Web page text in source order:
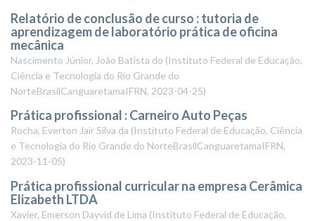
Relatório de conclusão de curso : tutoria de
aprendizagem de laboratório prática de oficina
mecânica
Nascimento Júnior, João Batista do (Instituto Federal de Educação,
Ciência e Tecnologia do Rio Grande do
NorteBrasilCanguaretamaIFRN, 2023-04-25)
Prática profissional : Carneiro Auto Peças
Rocha, Everton Jair Silva da (Instituto Federal de Educação, Ciência
e Tecnologia do Rio Grande do NorteBrasilCanguaretamaIFRN,
2023-11-05)
Prática profissional curricular na empresa Cerâmica
Elizabeth LTDA
Xavier, Emerson Dayvid de Lima (Instituto Federal de Educação,